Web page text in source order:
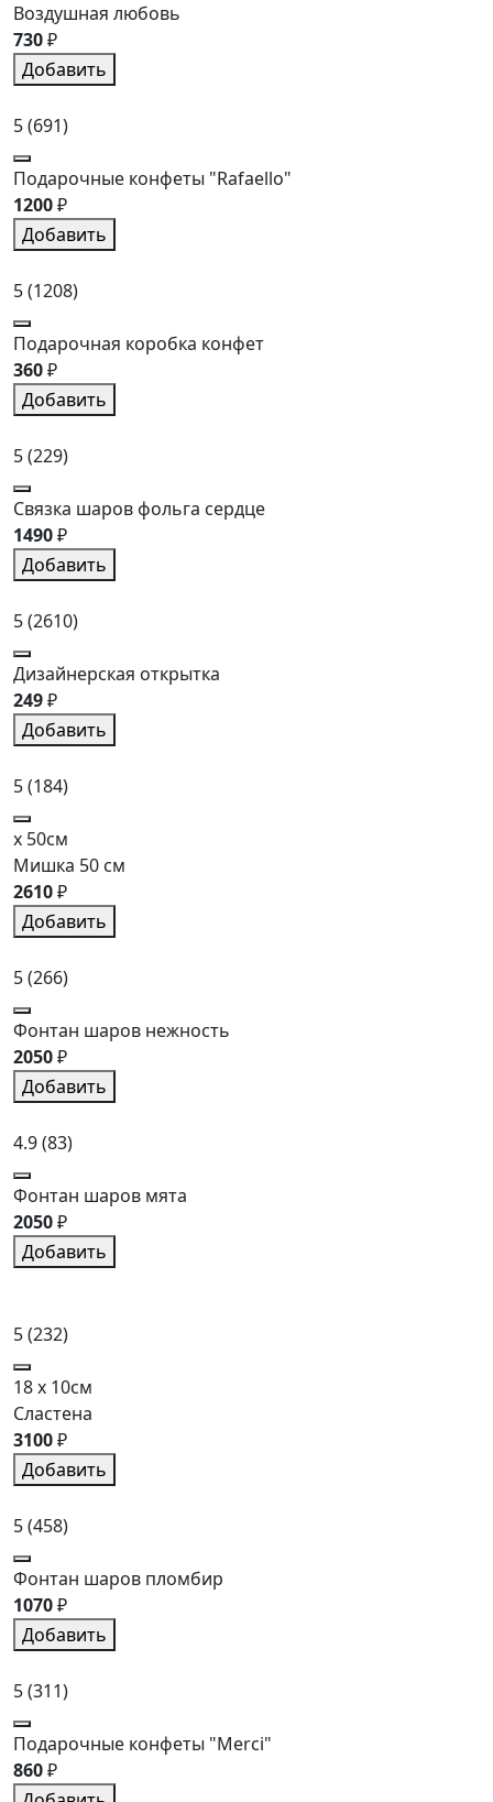
Воздушная любовь
730₽
Добавить
5(691)
Подарочные конфеты "Rafaello"
1200₽
Добавить
5(1208)
Подарочная коробка конфет
360₽
Добавить
5(229)
Связка шаров фольга сердце
1490₽
Добавить
5(2610)
Дизайнерская открытка
249₽
Добавить
5(184)
x 50см
Мишка 50 см
2610₽
Добавить
5(266)
Фонтан шаров нежность
2050₽
Добавить
4.9(83)
Фонтан шаров мята
2050₽
Добавить
5(232)
18 x 10см
Сластена
3100₽
Добавить
5(458)
Фонтан шаров пломбир
1070₽
Добавить
5(311)
Подарочные конфеты "Merci"
860₽